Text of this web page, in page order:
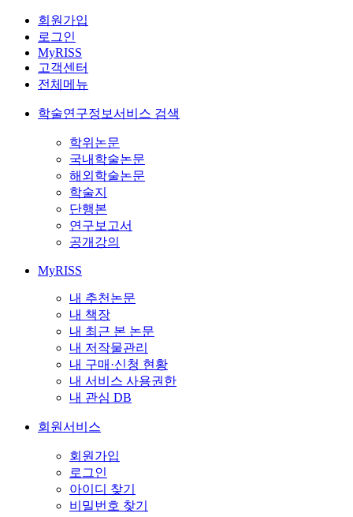
회원가입
로그인
MyRISS
고객센터
전체메뉴
학술연구정보서비스 검색
학위논문
국내학술논문
해외학술논문
학술지
단행본
연구보고서
공개강의
MyRISS
내 추천논문
내 책장
내 최근 본 논문
내 저작물관리
내 구매·신청 현황
내 서비스 사용권한
내 관심 DB
회원서비스
회원가입
로그인
아이디 찾기
비밀번호 찾기